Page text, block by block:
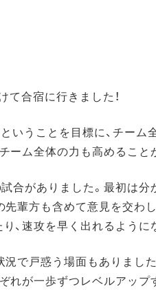
合宿に行きました！
ということを目標に、チー
ーム全体の力も高めること
合がありました。最初は
先輩方も含めて意見を交わ
、速攻を早く出れるように
況で戸惑う場面もありまし
れが一歩ずつレベルアップ